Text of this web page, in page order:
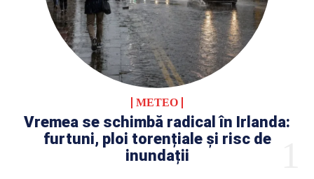
METEO
Vremea se schimbă radical în Irlanda:
furtuni, ploi torențiale și risc de
inundații